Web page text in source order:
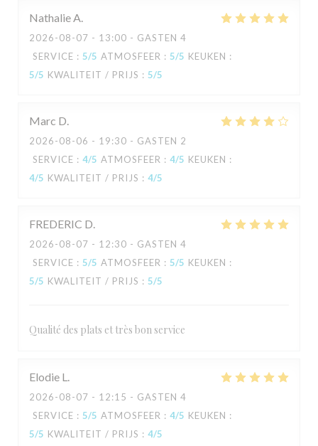
NathalieA
2026-08-07 - 13:00 - GASTEN 4
SERVICE : 5/5 ATMOSFEER : 5/5 KEUKEN :
5/5 KWALITEIT / PRIJS : 5/5
Marc D
2026-08-06 - 19:30 - GASTEN 2
SERVICE : 4/5 ATMOSFEER : 4/5 KEUKEN :
4/5 KWALITEIT / PRIJS : 4/5
FREDERIC D
2026-08-07 - 12:30 - GASTEN 4
SERVICE : 5/5 ATMOSFEER : 5/5 KEUKEN :
5/5 KWALITEIT / PRIJS : 5/5
Qualité des plats et très bon service
Elodie L
2026-08-07 - 12:15 - GASTEN 4
SERVICE : 5/5 ATMOSFEER : 4/5 KEUKEN :
5/5 KWALITEIT / PRIJS : 4/5